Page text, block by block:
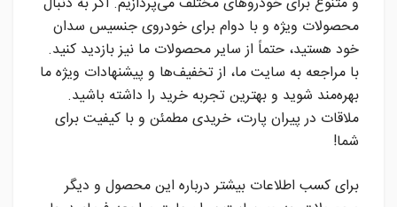
محصولات ویژه و با دوام برای خودروی جنسیس سدان
خود هستید، حتماً از سایر محصولات ما نیز بازدید کنید.
با مراجعه به سایت ما، از تخفیف‌ها و پیشنهادات ویژه ما
بهره‌مند شوید و بهترین تجربه خرید را داشته باشید.
ملاقات در پیران پارت، خریدی مطمئن و با کیفیت برای
شما!
برای کسب اطلاعات بیشتر درباره این محصول و دیگر